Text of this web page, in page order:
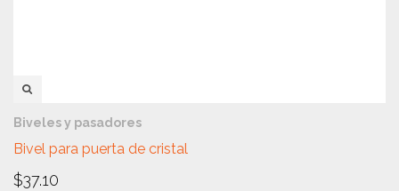
Biveles y pasadores
Bivel para puerta de cristal
$37.10